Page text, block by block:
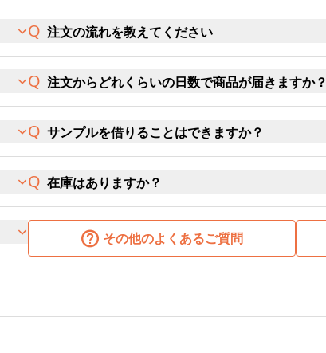
注文の流れを教えてください
注文からどれくらいの日数で商品が届きますか？
サンプルを借りることはできますか？
在庫はありますか？
その他のよくあるご質問